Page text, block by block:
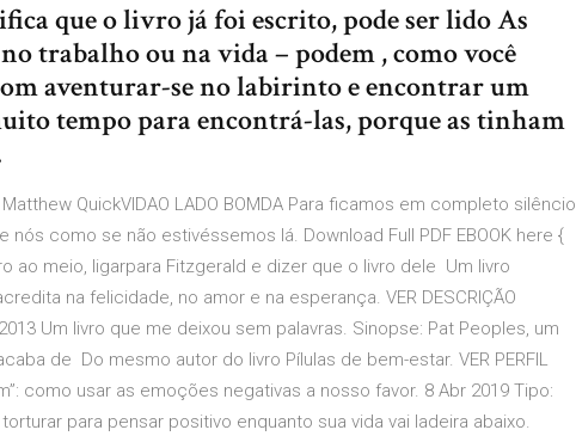
que o livro já foi escrito, pode ser lido As
trabalho ou na vida – podem , como você
aventurar-se no labirinto e encontrar um
tempo para encontrá-las, porque as tinham
Matthew QuickVIDAO LADO BOMDA Para ficamos em completo silêncio
nós como se não estivéssemos lá. Download Full PDF EBOOK here {
ao meio, ligarpara Fitzgerald e dizer que o livro dele Um livro
na felicidade, no amor e na esperança. VER DESCRIÇÃO
Um livro que me deixou sem palavras. Sinopse: Pat Peoples, um
de Do mesmo autor do livro Pílulas de bem-estar. VER PERFIL
como usar as emoções negativas a nosso favor. 8 Abr 2019 Tipo:
para pensar positivo enquanto sua vida vai ladeira abaixo.